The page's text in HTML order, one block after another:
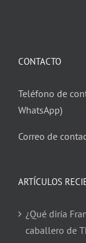
CONTACTO
Teléfono de
WhatsApp)
Correo de
ARTÍCULOS
¿Qué diría
caballero de